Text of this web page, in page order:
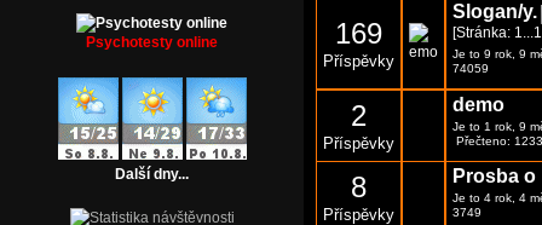
169
Příspěvky
Slogan/y.
[Stránka: 1...
Je to 9 rok, 9
74059
2
Příspěvky
demo
Je to 1 rok, 9
Přečteno:
8
Příspěvky
Prosba o
Je to 4 rok, 4
3749
Psychotesty online
Další dny...